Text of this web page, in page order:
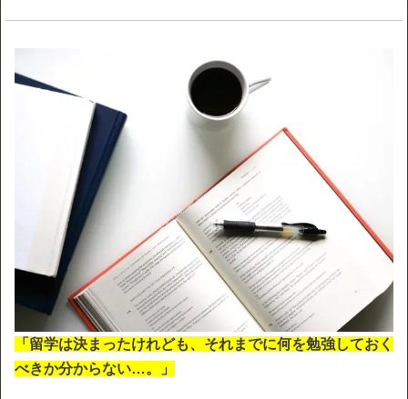
「留学は決まったけれども、それまでに何を勉強しておく
べきか分からない…。」